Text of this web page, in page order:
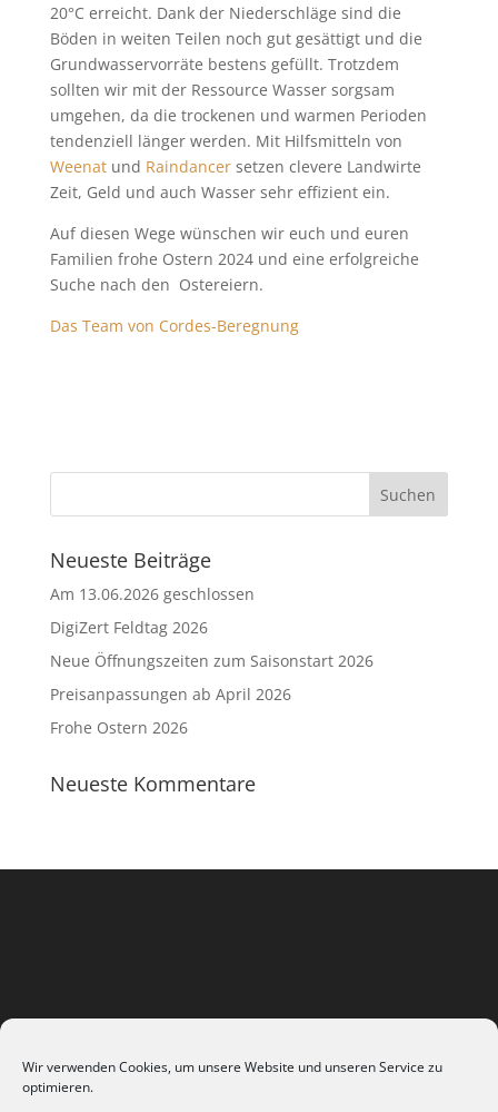
Wir verwenden Cookies, um unsere Website und unseren Service zu
optimieren.
20°C erreicht. Dank der Niederschläge sind die
Böden in weiten Teilen noch gut gesättigt und die
Grundwasservorräte bestens gefüllt. Trotzdem
sollten wir mit der Ressource Wasser sorgsam
umgehen, da die trockenen und warmen Perioden
tendenziell länger werden. Mit Hilfsmitteln von
Weenatund Raindancersetzen clevere Landwirte
Zeit, Geld und auch Wasser sehr effizient ein.
Auf diesen Wege wünschen wir euch und euren
Familien frohe Ostern 2024 und eine erfolgreiche
Suche nach den Ostereiern.
Das Team von Cordes-Beregnung
Neueste Beiträge
Am 13.06.2026 geschlossen
DigiZert Feldtag 2026
Neue Öffnungszeiten zum Saisonstart 2026
Preisanpassungen ab April 2026
Frohe Ostern 2026
Neueste Kommentare